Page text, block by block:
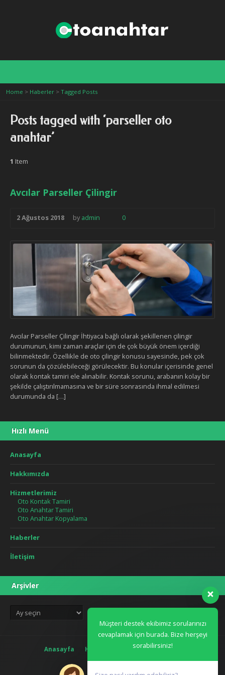
Home > Haberler > Tagged Posts
Posts tagged with ‘parseller oto
anahtar’
1 Item
Avcılar Parseller Çilingir
2 Ağustos 2018 by admin 0
Avcılar Parseller Çilingir İhtiyaca bağlı olarak şekillenen çilingir
durumunun, kimi zaman araçlar için de çok büyük önem içerdiği
bilinmektedir. Özellikle de oto çilingir konusu sayesinde, pek çok
sorunun da çözülebileceği görülecektir. Bu konular içerisinde genel
olarak kontak tamiri ele alınabilir. Kontak sorunu, arabanın kolay bir
şekilde çalıştırılmamasına ve bir süre sonrasında ihmal edilmesi
durumunda da […]
Hızlı Menü
Anasayfa
Hakkımızda
Hizmetlerimiz
Oto Kontak Tamiri
Oto Anahtar Tamiri
Oto Anahtar Kopyalama
Haberler
İletişim
Arşivler
Arşivler
Anasayfa Hakkımızda Blog İletişim
Müşteri destek ekibimiz sorularınızı
cevaplamak için burada. Bize herşeyi
sorabilirsiniz!